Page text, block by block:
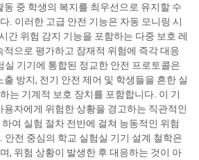
동 중 학생의 복지를 최우선으로 유지할 수
. 이러한 고급 안전 기능은 자동 모니링 시
간 위험 감지 기능을 포함하는 다중 보호 레
적으로 평가하고 잠재적 위험에 즉각 대응
실 기기에 통합된 정교한 안전 프로토콜은
방지, 전기 안전 제어 및 학생들을 흔한 실
는 기계적 보호 장치를 포함합니다. 이 기
용자에게 위험한 상황을 경고하는 직관적인
여 실험 절차 전반에 걸쳐 능동적인 위험
안전 중심의 학교 실험실 기기 설계 철학은
, 위험 상황이 발생한 후 대응하는 것이 아